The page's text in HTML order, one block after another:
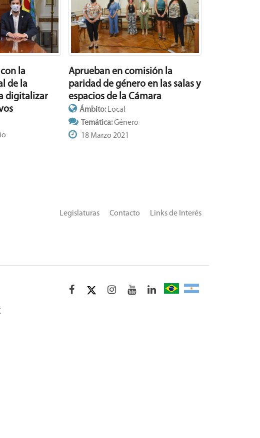
la
de la
digitalizar
Aprueban en comisión la
paridad de género en las salas y
espacios de la Cámara
Ámbito: Local
Temática:Género
18 Marzo 2021
Links de Interés
Contacto
Legislaturas